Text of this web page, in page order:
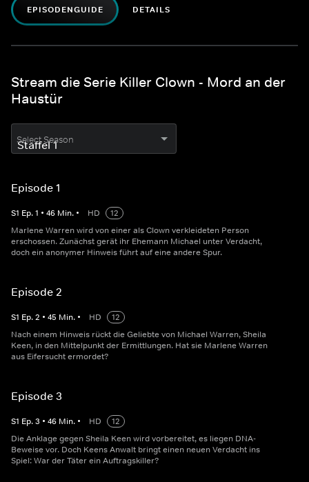
EPISODENGUIDE DETAILS
Stream die Serie Killer Clown - Mord an der
Haustür
Select Season
Episode 1
S1 Ep.1 • 46 Min. • HD
12
Marlene Warren wird von einer als Clown verkleideten Person
erschossen. Zunächst gerät ihr Ehemann Michael unter Verdacht,
doch ein anonymer Hinweis führt auf eine andere Spur.
Episode 2
S1 Ep.2 • 45 Min. • HD
12
Nach einem Hinweis rückt die Geliebte von Michael Warren, Sheila
Keen, in den Mittelpunkt der Ermittlungen. Hat sie Marlene Warren
aus Eifersucht ermordet?
Episode 3
S1 Ep.3 • 46 Min. • HD
12
Die Anklage gegen Sheila Keen wird vorbereitet, es liegen DNA-
Beweise vor. Doch Keens Anwalt bringt einen neuen Verdacht ins
Spiel: War der Täter ein Auftragskiller?